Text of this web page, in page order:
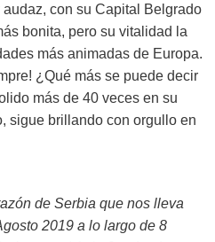
con su Capital Belgrado
bonita, pero su vitalidad la
más animadas de Europa.
¿Qué más se puede decir
más de 40 veces en su
sigue brillando con orgullo en
de Serbia que nos lleva
2019 a lo largo de 8